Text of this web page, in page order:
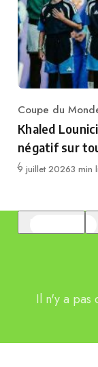
Category
Coupe du
Khaled
négatif sur
Publié
9 juillet 20263 min
Il n'y a pas